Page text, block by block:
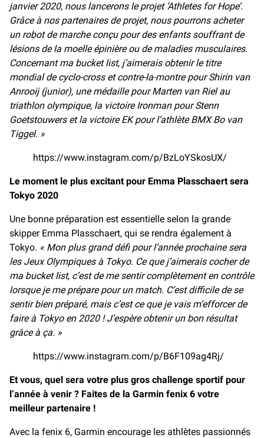
janvier 2020, nous lancerons le projet ‘Athletes for Hope’.
Grâce à nos partenaires de projet, nous pourrons acheter
un robot de marche conçu pour des enfants souffrant de
lésions de la moelle épinière ou de maladies musculaires.
Concernant ma bucket list, j’aimerais obtenir le titre
mondial de cyclo-cross et contre-la-montre pour Shirin van
Anrooij (junior), une médaille pour Marten van Riel au
triathlon olympique, la victoire Ironman pour Stenn
Goetstouwers et la victoire EK pour l’athlète BMX Bo van
Tiggel. »
https://www.instagram.com/p/BzLoYSkosUX/
Le moment le plus excitant pour Emma Plasschaert sera
Tokyo 2020
Une bonne préparation est essentielle selon la grande
skipper Emma Plasschaert, qui se rendra également à
Tokyo. « Mon plus grand défi pour l’année prochaine sera
les Jeux Olympiques à Tokyo. Ce que j’aimerais cocher de
ma bucket list, c’est de me sentir complètement en contrôle
lorsque je me prépare pour un match. C’est difficile de se
sentir bien préparé, mais c’est ce que je vais m’efforcer de
faire à Tokyo en 2020 ! J’espère obtenir un bon résultat
grâce à ça. »
https://www.instagram.com/p/B6F109ag4Rj/
Et vous, quel sera votre plus gros challenge sportif pour
l’année à venir ? Faites de la Garmin fenix 6 votre
meilleur partenaire !
Avec la fenix 6, Garmin encourage les athlètes passionnés